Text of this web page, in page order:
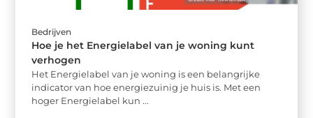
Bedrijven
Hoe je het Energielabel van je woning kunt
verhogen
Het Energielabel van je woning is een belangrijke
indicator van hoe energiezuinig je huis is. Met een
hoger Energielabel kun ...